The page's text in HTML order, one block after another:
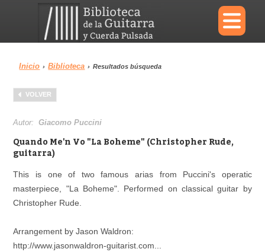
×
Menu
Biblioteca
Inicio › Biblioteca › Resultados búsqueda
VOLVER
Autor:Giacomo Puccini
Quando Me'n Vo "La Boheme" (Christopher Rude,
guitarra)
This is one of two famous arias from Puccini's operatic
masterpiece, "La Boheme". Performed on classical guitar by
Christopher Rude.
Arrangement by Jason Waldron:
http://www.jasonwaldron-guitarist.com...